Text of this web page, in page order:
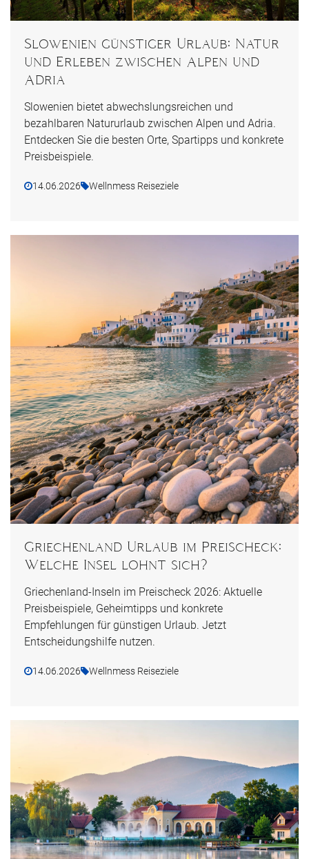
Slowenien günstiger Urlaub: Natur
und Erleben zwischen Alpen und
Adria
Slowenien bietet abwechslungsreichen und
bezahlbaren Natururlaub zwischen Alpen und Adria.
Entdecken Sie die besten Orte, Spartipps und konkrete
Preisbeispiele.
14.06.2026 Wellnmess Reiseziele
Griechenland Urlaub im Preischeck:
Welche Insel lohnt sich?
Griechenland-Inseln im Preischeck 2026: Aktuelle
Preisbeispiele, Geheimtipps und konkrete
Empfehlungen für günstigen Urlaub. Jetzt
Entscheidungshilfe nutzen.
14.06.2026 Wellnmess Reiseziele